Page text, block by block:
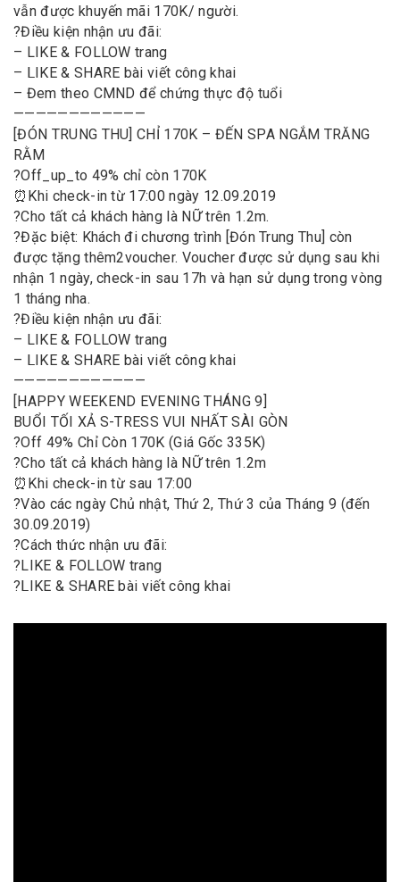
vẫn được khuyến mãi 170K/ người.
?Điều kiện nhận ưu đãi:
– LIKE & FOLLOW trang
– ᒪIKE & SHARE bài viết công khai
– Đem theo CMND để chứng thực độ tuổi
————————————
[ĐÓN TRUNG THU] CHỈ 170K – ĐẾN SPA NGẮM TRĂNG
RẰM
?Off_up_to 49% chỉ còn 170K
⏰ Khi check-in từ 17:00 ngày 12.09.2019
?Cho tất cả khách hàng là NỮ trên 1.2m.
?Đặc biệt: Khách đi chương trình [Đón Trung Thu] còn
được tặng thêm2voucher. Voucher được sử dụng sau khi
nhận 1 ngày, check-in sau 17h và hạn sử dụng trong vòng
1 tháng nha.
?Điều kiện nhận ưu đãi:
– LIKE & FOLLOW trang
– ᒪIKE & SHARE bài viết công khai
————————————
[HAPPY WEEKEND EVENING THÁNG 9]
BUỔI TỐI XẢ S-TRESS VUI NHẤT SÀI GÒN
?Off 49% Chỉ Còn 170K (Giá Gốc 335K)
?Cho tất cả khách hàng là NỮ trên 1.2m
⏰ Khi check-in từ sau 17:00
?Vào các ngày Chủ nhật, Thứ 2, Thứ 3 của Tháng 9 (đến
30.09.2019)
?Cách thức nhận ưu đãi:
?LIKE & FOLLOW trang
?ᒪIKE & SHARE bài viết công khai